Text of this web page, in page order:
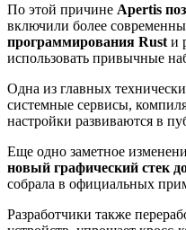
По этой причине Apertis
включили более
программирования Rust и
использовать привычные
Одна из главных
системные сервисы,
настройки развиваются в
Еще одно заметное
новый графический стек
собрала в официальных
Разработчики также